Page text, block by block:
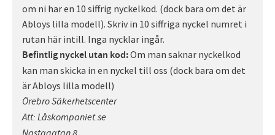
om ni har en 10 siffrig nyckelkod. (dock bara om det är
Abloys lilla modell). Skriv in 10 siffriga nyckel numret i
rutan här intill. Inga nycklar ingår.
Befintlig nyckel utan kod:Om man saknar nyckelkod
kan man skicka in en nyckel till oss (dock bara om det
är Abloys lilla modell)
Örebro Säkerhetscenter
Att: Låskompaniet.se